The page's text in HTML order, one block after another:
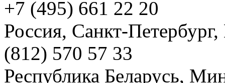
+7 (495) 661 22 20
Россия, Санкт-
(812) 570 57 33